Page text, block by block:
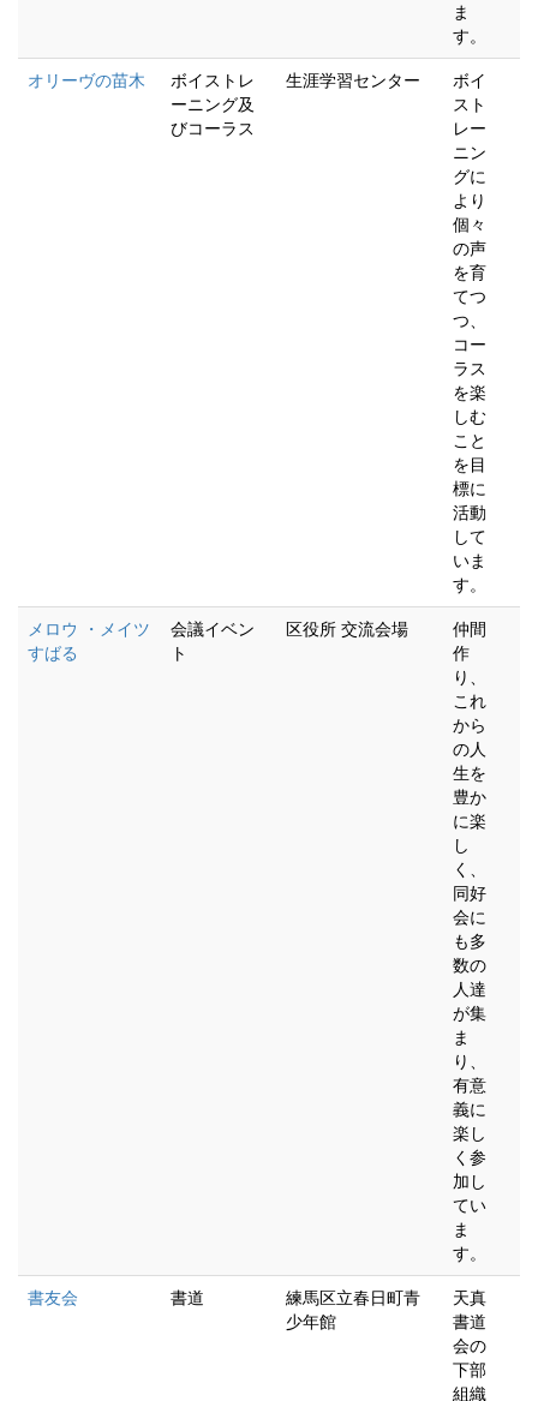
ま
す。
オリーヴの苗木
ボイストレ
ーニング及
びコーラス
生涯学習センター
ボイ
スト
レー
ニン
グに
より
個々
の声
を育
てつ
つ、
コー
ラス
を楽
しむ
こと
を目
標に
活動
して
いま
す。
メロウ ・メイツ
すばる
会議イベン
ト
区役所 交流会場
仲間
作
り、
これ
から
の人
生を
豊か
に楽
し
く、
同好
会に
も多
数の
人達
が集
ま
り、
有意
義に
楽し
く参
加し
てい
ま
す。
書友会 書道
練馬区立春日町青
少年館
天真
書道
会の
下部
組織